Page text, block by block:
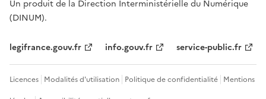
Un produit de la Direction Interministérielle du Numérique
(DINUM).
legifrance.gouv.fr info.gouv.fr service-public.fr
Licences Modalités d'utilisation Politique de confidentialité Mentions